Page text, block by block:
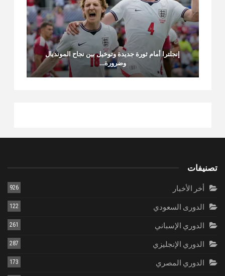
إنجلترا أمام ثورة جديدة وتوخيل بين نجاح المونديال
وضرورة…
تصنيفات
أخر الأخبار 926
الدورى السعودي 122
الدوري الإسباني 261
الدوري الإنجليزي 287
الدوري المصري 173